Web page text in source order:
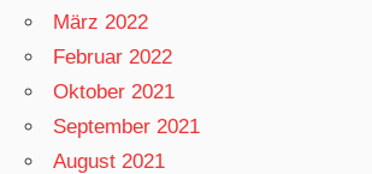
März 2022
Februar 2022
Oktober 2021
September 2021
August 2021